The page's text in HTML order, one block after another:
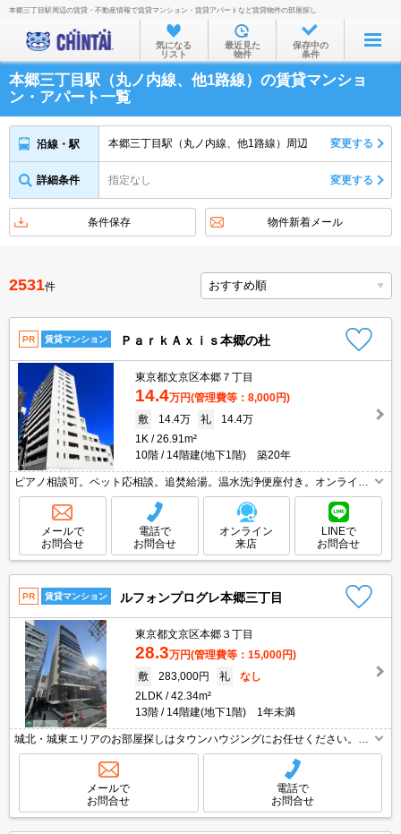
お部屋を探す
沿線・駅から
住所から
家賃相場から
不動産会社から
本郷三丁目駅周辺の賃貸・不動産情報で賃貸マンション・賃貸アパートなど賃貸物件の部屋探し
気になる
リスト
最近見た
物件
保存中の
条件
本郷三丁目駅（丸ノ内線、他1路線）の賃貸マンショ
ン・アパート一覧
沿線・駅 本郷三丁目駅（丸ノ内線、他1路線）周辺 変更する
詳細条件 指定なし 変更する
条件保存 物件新着メール
2531件
PR 賃貸マンション ＰａｒｋＡｘｉｓ本郷の杜
東京都文京区本郷７丁目
14.4万円(管理費等：8,000円)
敷
14.4万 礼
14.4万
1K
26.91m²
10階
14階建(地下1階) 築20年
ピアノ相談可。ペット応相談。追焚給湯。温水洗浄便座付き。オンライン
対応相談可。便利な宅配BOX。人気のオートロック付マンション。インタ
ーネット接続設備あり。エアコン付き。浴室乾燥機付。
メールで
お問合せ
電話で
お問合せ
オンライン
来店
LINEで
お問合せ
PR 賃貸マンション ルフォンプログレ本郷三丁目
東京都文京区本郷３丁目
28.3万円(管理費等：15,000円)
敷
283,000円 礼
なし
2LDK
42.34m²
13階
14階建(地下1階) 1年未満
城北・城東エリアのお部屋探しはタウンハウジングにお任せください。エ
リアを詳しいスタッフがご対応させて頂きます。
メールで
お問合せ
電話で
お問合せ